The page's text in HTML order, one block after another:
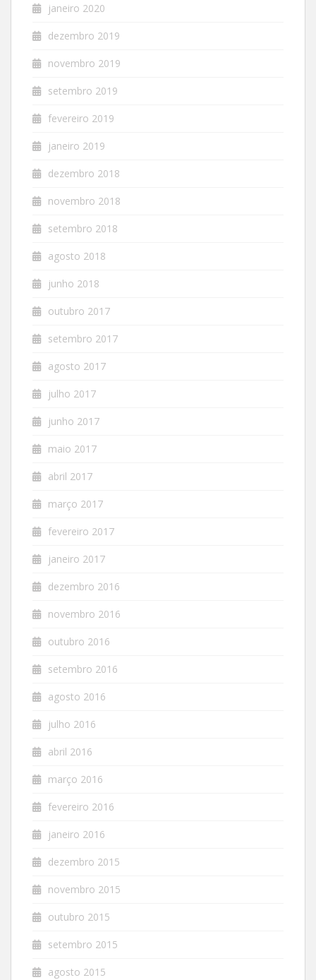
janeiro 2020
dezembro 2019
novembro 2019
setembro 2019
fevereiro 2019
janeiro 2019
dezembro 2018
novembro 2018
setembro 2018
agosto 2018
junho 2018
outubro 2017
setembro 2017
agosto 2017
julho 2017
junho 2017
maio 2017
abril 2017
março 2017
fevereiro 2017
janeiro 2017
dezembro 2016
novembro 2016
outubro 2016
setembro 2016
agosto 2016
julho 2016
abril 2016
março 2016
fevereiro 2016
janeiro 2016
dezembro 2015
novembro 2015
outubro 2015
setembro 2015
agosto 2015